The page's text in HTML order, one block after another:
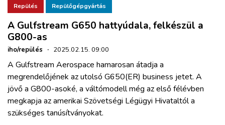
ZÖLDÚT
HAJÓZÁS
BLOG
ARCHÍVUM
Repülés Repülőgépgyártás
A Gulfstream G650 hattyúdala, felkészül a
G800-as
iho/repülés · 2025.02.15. 09:00
A Gulfstream Aerospace hamarosan átadja a
megrendelőjének az utolsó G650(ER) business jetet. A
jövő a G800-asoké, a váltómodell még az első félévben
megkapja az amerikai Szövetségi Légügyi Hivataltól a
szükséges tanúsítványokat.